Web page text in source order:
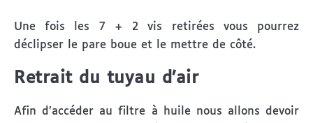
Une fois les 7 + 2 vis retirées vous pourrez
déclipser le pare boue et le mettre de côté.
Retrait du tuyau d’air
Afin d’accéder au filtre à huile nous allons devoir